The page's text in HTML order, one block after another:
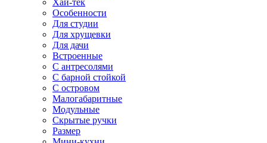
Хай-тек
Особенности
Для студии
Для хрущевки
Для дачи
Встроенные
С антресолями
С барной стойкой
С островом
Малогабаритные
Модульные
Скрытые ручки
Размер